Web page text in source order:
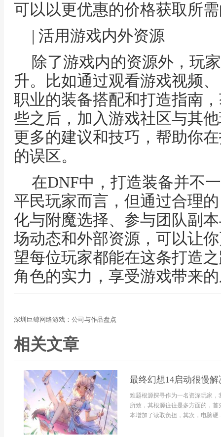
可以以更优惠的价格获取所
| 活用游戏内外资源
除了游戏内的资源外，玩
升。比如通过观看游戏视频
职业的装备搭配和打造指南
些之后，加入游戏社区与其
更多的建议和技巧，帮助你
的误区。
在DNF中，打造装备并不
平民玩家而言，但通过合理
化与附魔选择、参与团队副
场动态和外部资源，可以让
望每位玩家都能在这条打造
角色的实力，享受游戏带来
深圳巨鲸网络游戏：公司与作品盘点
相关文章
最终幻想14启动很慢解
难题根源探寻作为一名资深玩家
所致，其根源往往是多方面的，
本增加了读取负担，其次，电脑硬